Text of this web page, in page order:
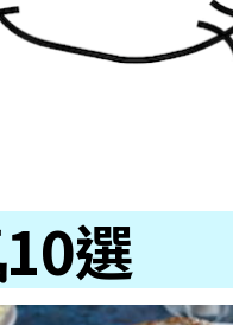
選